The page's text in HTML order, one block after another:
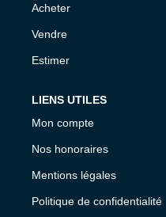
Acheter
Vendre
Estimer
LIENS UTILES
Mon compte
Nos honoraires
Mentions légales
Politique de confidentialité